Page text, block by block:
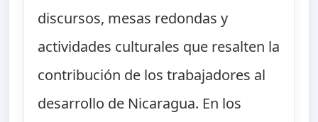
discursos, mesas redondas y
actividades culturales que resalten la
contribución de los trabajadores al
desarrollo de Nicaragua. En los